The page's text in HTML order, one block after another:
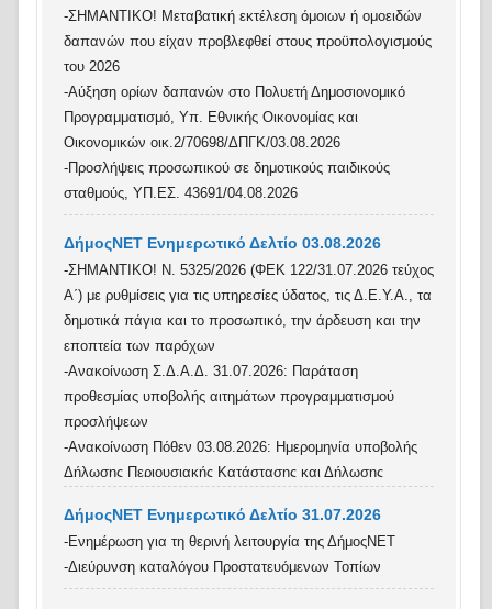
-ΣΗΜΑΝΤΙΚΟ! Μεταβατική εκτέλεση όμοιων ή ομοειδών
δαπανών που είχαν προβλεφθεί στους προϋπολογισμούς
του 2026
-Αύξηση ορίων δαπανών στο Πολυετή Δημοσιονομικό
Προγραμματισμό, Υπ. Εθνικής Οικονομίας και
Οικονομικών οικ.2/70698/ΔΠΓΚ/03.08.2026
-Προσλήψεις προσωπικού σε δημοτικούς παιδικούς
σταθμούς, ΥΠ.ΕΣ. 43691/04.08.2026
ΔήμοςΝΕΤ Ενημερωτικό Δελτίο 03.08.2026
-ΣΗΜΑΝΤΙΚΟ! Ν. 5325/2026 (ΦΕΚ 122/31.07.2026 τεύχος
Α΄) με ρυθμίσεις για τις υπηρεσίες ύδατος, τις Δ.Ε.Υ.Α., τα
δημοτικά πάγια και το προσωπικό, την άρδευση και την
εποπτεία των παρόχων
-Ανακοίνωση Σ.Δ.Α.Δ. 31.07.2026: Παράταση
προθεσμίας υποβολής αιτημάτων προγραμματισμού
προσλήψεων
-Ανακοίνωση Πόθεν 03.08.2026: Ημερομηνία υποβολής
Δήλωσης Περιουσιακής Κατάστασης και Δήλωσης
-Γνωστοποίηση λειτουργίας επιχειρήσεων στάθμευσης και
φύλαξης σκαφών, Υπ. Ναυτιλίας και Νησιωτικής
Πολιτικής 3152.3/ 54804 /2026/03.08.2026
ΔήμοςΝΕΤ Ενημερωτικό Δελτίο 31.07.2026
-Ενημέρωση για τη θερινή λειτουργία της ΔήμοςΝΕΤ
-Διεύρυνση καταλόγου Προστατευόμενων Τοπίων